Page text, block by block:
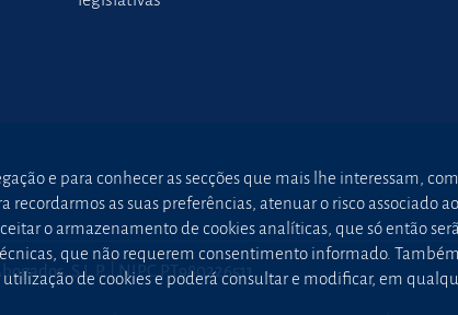
S.L.P. | NIPC PT980226511
e para conhecer as secções que mais lhe interessam,
as suas preferências, atenuar o risco associado
o armazenamento de cookies analíticas, que só então
que não requerem consentimento informado.
de cookies e poderá consultar e modificar, em